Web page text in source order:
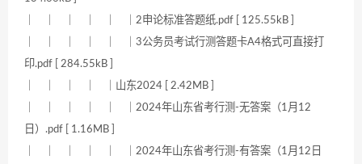
｜ ｜ ｜ ｜ ｜ ｜2申论标准答题纸.pdf [ 125.55kB ]
｜ ｜ ｜ ｜ ｜ ｜3公务员考试行测答题卡A4格式可直接打
印.pdf [ 284.55kB ]
｜ ｜ ｜ ｜ ｜山东2024 [ 2.42MB ]
｜ ｜ ｜ ｜ ｜ ｜2024年山东省考行测-无答案（1月12
日）.pdf [ 1.16MB ]
｜ ｜ ｜ ｜ ｜ ｜2024年山东省考行测-有答案（1月12日